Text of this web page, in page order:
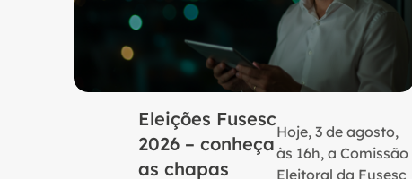
Eleições Fusesc
2026 – conheça
as chapas
Hoje, 3 de agosto,
às 16h, a Comissão
Eleitoral da Fusesc